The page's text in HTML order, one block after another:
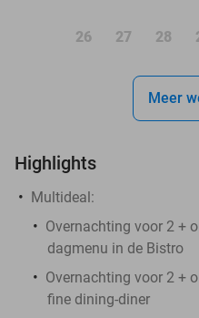
26 27 28
Meer
Highlights
Multideal:
Overnachting voor 2 +
dagmenu in de Bistro
Overnachting voor 2 +
fine dining-diner